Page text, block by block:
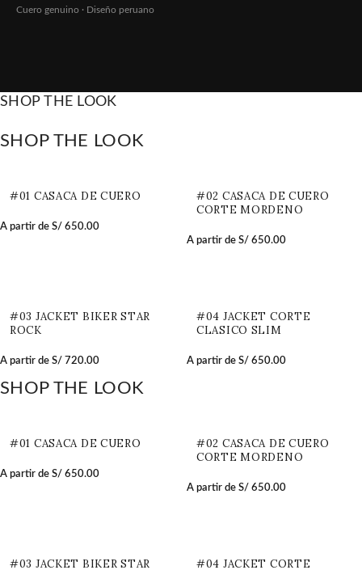
Cuero genuino · Diseño peruano
SHOP THE LOOK
SHOP THE LOOK
#01 CASACA DE CUERO
A partir de S/ 650.00
#02 CASACA DE CUERO
CORTE MORDENO
A partir de S/ 650.00
#03 JACKET BIKER STAR
ROCK
A partir de S/ 720.00
#04 JACKET CORTE
CLASICO SLIM
A partir de S/ 650.00
SHOP THE LOOK
#01 CASACA DE CUERO
A partir de S/ 650.00
#02 CASACA DE CUERO
CORTE MORDENO
A partir de S/ 650.00
#03 JACKET BIKER STAR #04 JACKET CORTE